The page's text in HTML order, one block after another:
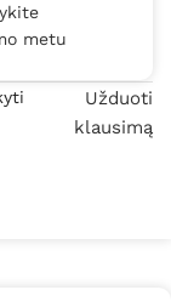
metu
Užduoti
klausimą